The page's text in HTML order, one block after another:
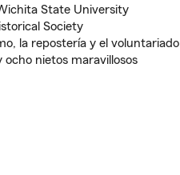
State University
Society
la repostería y el voluntariado
ocho nietos maravillosos